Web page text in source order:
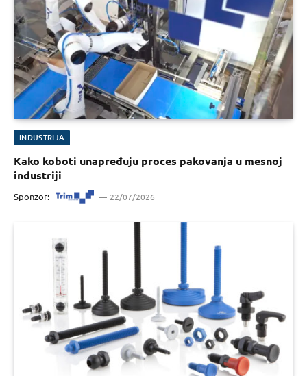
INDUSTRIJA
Kako koboti unapređuju proces pakovanja u mesnoj
industriji
Sponzor: 22/07/2026